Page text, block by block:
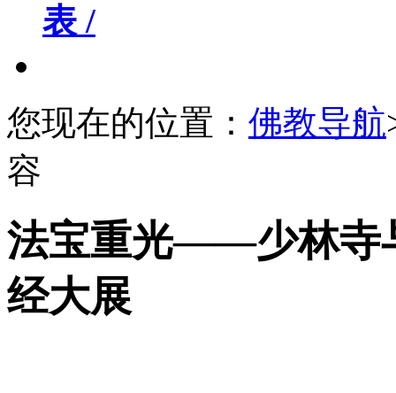
表 /
您现在的位置： 佛教导航
容
法宝重光——少林寺
经大展